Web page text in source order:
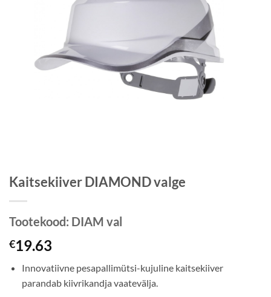
Kaitsekiiver DIAMOND valge
Tootekood: DIAM val
€19.63
Innovatiivne pesapallimütsi-kujuline kaitsekiiver
parandab kiivrikandja vaatevälja.